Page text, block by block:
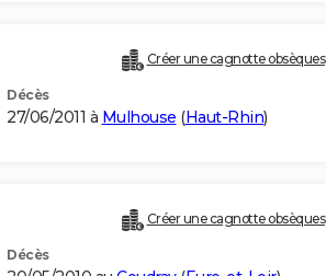
Créer une cagnotte obsèques
Décès
27/06/2011 à Mulhouse (Haut-Rhin)
Créer une cagnotte obsèques
Décès